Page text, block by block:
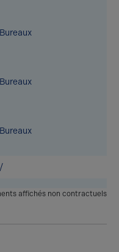
Bureaux
Bureaux
Bureaux
/
affichés non contractuels